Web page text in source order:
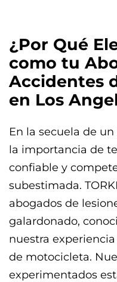
¿Por Qué
como tu
Accidentes
en Los
En la secuela de
la importancia de
confiable y
subestimada.
abogados de
galardonado,
nuestra
de motocicleta.
experimentados